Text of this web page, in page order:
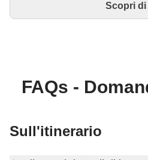
Questo è un viaggio
WeRoad potrai prenotare il
tua area personale, come
Scopri di
FAQs -
Sull'itinerario